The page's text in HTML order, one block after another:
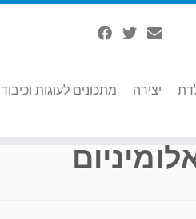
יצירה
מתכונים לעוגות וכיבוד